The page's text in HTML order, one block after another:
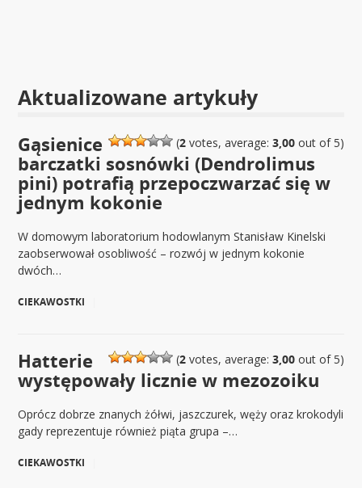
Aktualizowane artykuły
(2votes, average: 3,00out of 5)
Gąsienice
barczatki sosnówki (Dendrolimus
pini) potrafią przepoczwarzać się w
jednym kokonie
W domowym laboratorium hodowlanym Stanisław Kinelski
zaobserwował osobliwość – rozwój w jednym kokonie
dwóch…
CIEKAWOSTKI
(2votes, average: 3,00out of 5)
Hatterie
występowały licznie w mezozoiku
Oprócz dobrze znanych żółwi, jaszczurek, węży oraz krokodyli
gady reprezentuje również piąta grupa –…
CIEKAWOSTKI